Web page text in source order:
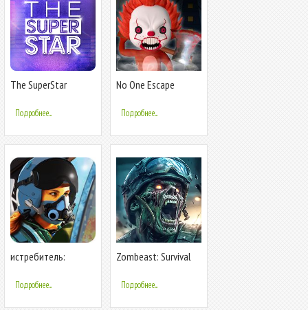
The SuperStar
Подробнее...
No One Escape
Подробнее...
истребитель:
воздушный бой
Подробнее...
Zombeast: Survival
Подробнее...